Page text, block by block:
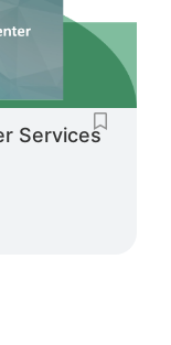
Services